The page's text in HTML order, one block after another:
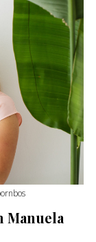
Manuela